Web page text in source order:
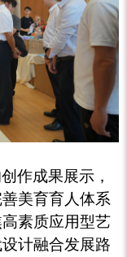
作成果展示，
美育育人体系
素质应用型艺
计融合发展路